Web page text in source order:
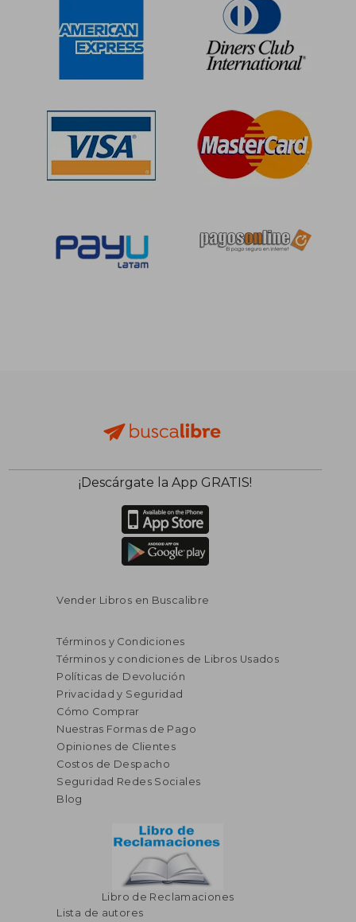
55%
dcto.
S/ 213,00
S/ 95,85
¡Descárgate la App GRATIS!
Vender Libros en Buscalibre
Términos y Condiciones
Términos y condiciones de Libros Usados
Políticas de Devolución
Privacidad y Seguridad
Cómo Comprar
Nuestras Formas de Pago
Opiniones de Clientes
Costos de Despacho
Seguridad Redes Sociales
Blog
Libro de Reclamaciones
Lista de autores